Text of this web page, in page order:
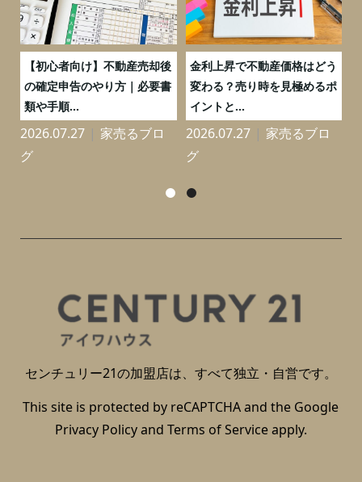
【初心者向け】不動産売却後
の確定申告のやり方｜必要書
類や手順...
2026.07.27
家売るブロ
グ
金利上昇で不動産価格はどう
変わる？売り時を見極めるポ
イントと...
2026.07.27
家売るブロ
グ
センチュリー21の加盟店は、すべて独立・自営です。
This site is protected by reCAPTCHA and the Google
Privacy Policyand Terms of Serviceapply.